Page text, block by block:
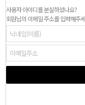
사용자 아이디를 분실하셨나요?
회원님의 이메일 주소를 입력해주